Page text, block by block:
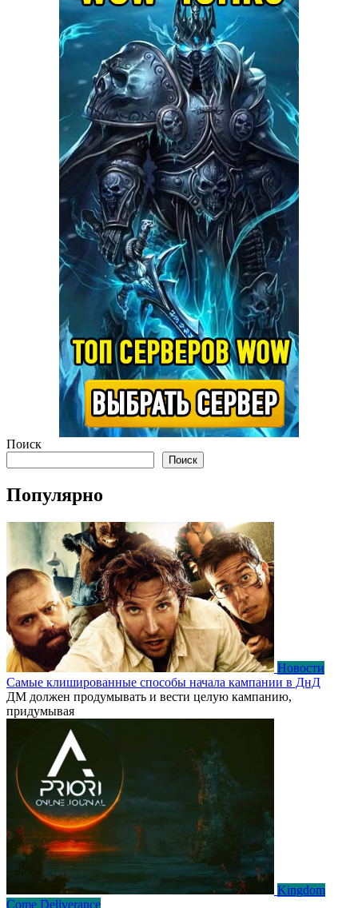
Поиск
Поиск
Популярно
Новости
Самые клишированные способы начала кампании в ДнД
ДМ должен продумывать и вести целую кампанию,
придумывая
Kingdom
Come Deliverance